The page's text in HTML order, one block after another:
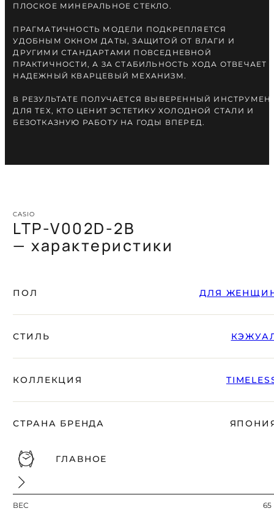
ПЛОСКОЕ МИНЕРАЛЬНОЕ СТЕКЛО.
ПРАГМАТИЧНОСТЬ МОДЕЛИ ПОДКРЕПЛЯЕТСЯ
УДОБНЫМ ОКНОМ ДАТЫ, ЗАЩИТОЙ ОТ ВЛАГИ И
ДРУГИМИ СТАНДАРТАМИ ПОВСЕДНЕВНОЙ
ПРАКТИЧНОСТИ, А ЗА СТАБИЛЬНОСТЬ ХОДА ОТВЕЧАЕТ
НАДЕЖНЫЙ КВАРЦЕВЫЙ МЕХАНИЗМ.
В РЕЗУЛЬТАТЕ ПОЛУЧАЕТСЯ ВЫВЕРЕННЫЙ
ДЛЯ ТЕХ, КТО ЦЕНИТ ЭСТЕТИКУ ХОЛОДНОЙ СТАЛИ И
БЕЗОТКАЗНУЮ РАБОТУ НА ГОДЫ ВПЕРЕД.
CASIO
LTP-V002D-2B
— характеристики
ПОЛ ДЛЯ
СТИЛЬ
КОЛЛЕКЦИЯ
СТРАНА БРЕНДА
ГЛАВНОЕ
ВЕС 65